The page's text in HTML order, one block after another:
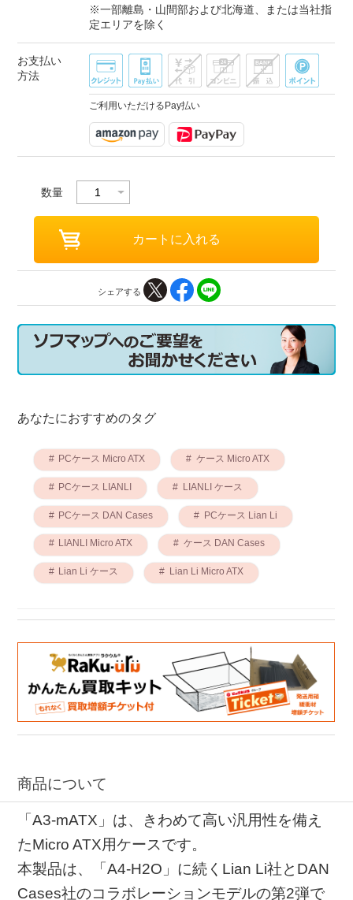
※一部離島・山間部および北海道、または当社指
定エリアを除く
お支払い
方法
ご利用いただけるPay払い
数量
シェアする
あなたにおすすめのタグ
PCケース Micro ATX ケース Micro ATX
PCケース LIANLI LIANLI ケース
PCケース DAN Cases PCケース Lian Li
LIANLI Micro ATX ケース DAN Cases
Lian Li ケース Lian Li Micro ATX
商品について
「A3-mATX」は、きわめて高い汎用性を備え
たMicro ATX用ケースです。
本製品は、「A4-H2O」に続くLian Li社とDAN
Cases社のコラボレーションモデルの第2弾で